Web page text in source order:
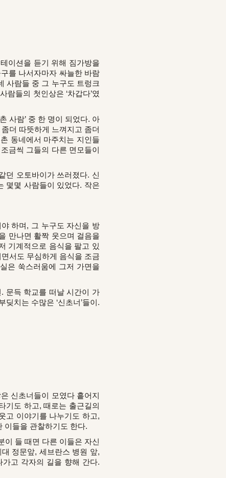
이션을 듣기 위해 짐가방을
를 나서자마자 싸늘한 바람
사람들 중 그 누구도 트렁크
들의 첫인상은 ‘차갑다’였
사람’ 중 한 명이 되었다. 아
더 따뜻하게 느껴지고 좀더
동네에서 마주치는 지인들
금씩 그들의 다른 면모들이
오토바이가 쓰러졌다. 신
몇몇 사람들이 있었다. 작은
하며, 그 누구도 자신을 방
만나면 활짝 웃으며 걸음을
기계적으로 음식을 팔고 있
서도 무심하게 음식을 조금
은 쑥스러움에 그저 가면을
문득 학교를 떠날 시간이 가
치는 수많은 ‘신초너’들이.
신초너들이 모였다 흩어지
기도 하고, 때로는 출근길의
고 이야기를 나누기도 하고,
이들을 관찰하기도 한다.
이 들 때면 다른 이들은 자신
정문앞, 세브란스 병원 앞,
고 각자의 길을 향해 간다.